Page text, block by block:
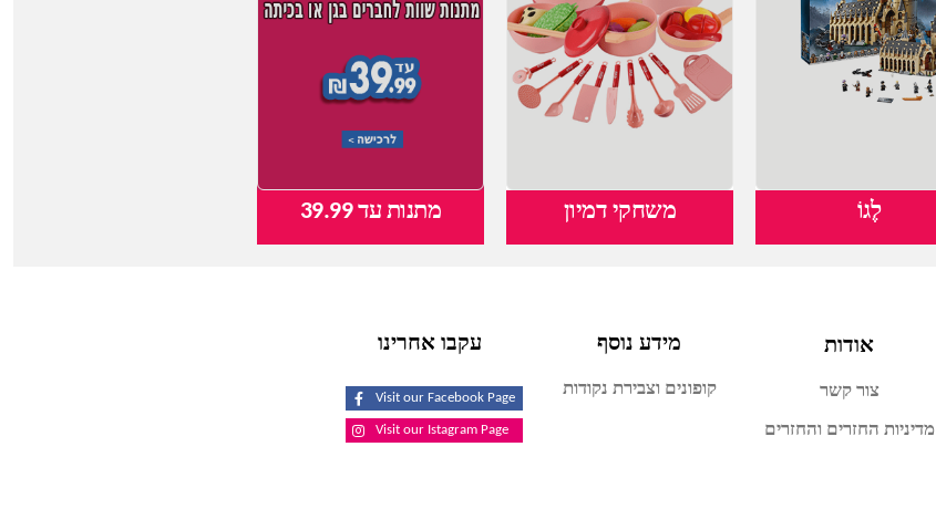
לֶגוֹ משחקי דמיון מתנות עד 39.99
אודות
צור קשר
מדיניות החזרים והחזרים
מידע נוסף
קופונים וצבירת נקודות
עקבו אחרינו
Visit our Facebook Page
Visit our Istagram Page